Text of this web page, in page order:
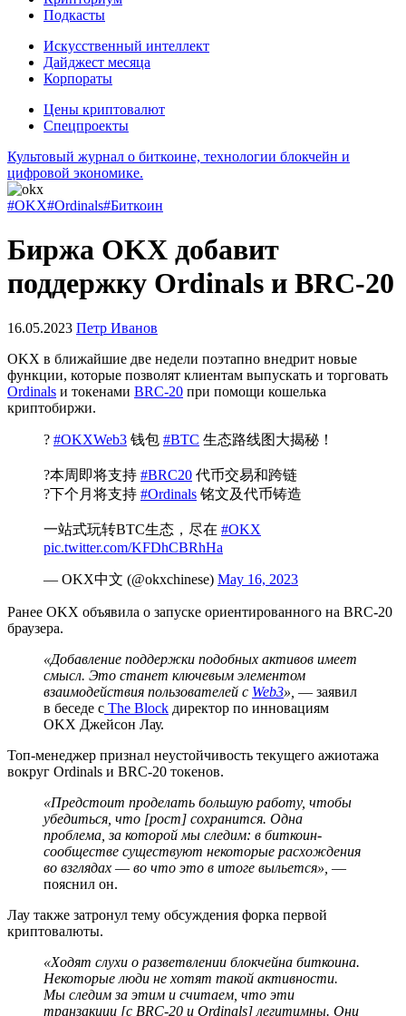
Подкасты
Искусственный интеллект
Дайджест месяца
Корпораты
Цены криптовалют
Спецпроекты
Культовый журнал о биткоине, технологии блокчейн и
цифровой экономике.
#OKX#Ordinals#Биткоин
Биржа OKX добавит
поддержку Ordinals и BRC-20
16.05.2023 Петр Иванов
OKX в ближайшие две недели поэтапно внедрит новые
функции, которые позволят клиентам выпускать и торговать
Ordinals и токенами BRC-20 при помощи кошелька
криптобиржи.
? #OKXWeb3 钱包 #BTC 生态路线图大揭秘！
?️本周即将支持 #BRC20 代币交易和跨链
?下个月将支持 #Ordinals 铭文及代币铸造
一站式玩转BTC生态，尽在 #OKX
pic.twitter.com/KFDhCBRhHa
— OKX中文 (@okxchinese) May 16, 2023
Ранее OKX объявила о запуске ориентированного на BRC-20
браузера.
«Добавление поддержки подобных активов имеет
смысл. Это станет ключевым элементом
взаимодействия пользователей с Web3», — заявил
в беседе с The Block директор по инновациям
OKX Джейсон Лау.
Топ-менеджер признал неустойчивость текущего ажиотажа
вокруг Ordinals и BRC-20 токенов.
«Предстоит проделать большую работу, чтобы
убедиться, что [рост] сохранится. Одна
проблема, за которой мы следим: в биткоин-
сообществе существуют некоторые расхождения
во взглядах — во что это в итоге выльется», —
пояснил он.
Лау также затронул тему обсуждения форка первой
криптовалюты.
«Ходят слухи о разветвлении блокчейна биткоина.
Некоторые люди не хотят такой активности.
Мы следим за этим и считаем, что эти
транзакции [c BRC-20 и Ordinals] легитимны. Они